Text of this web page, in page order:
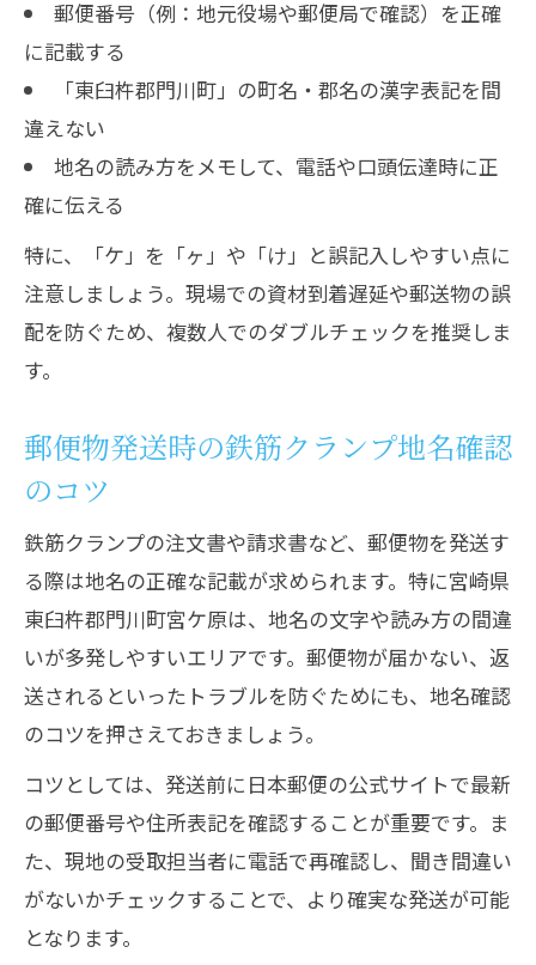
鉄筋クランプ業務で求められる難読地名
郵便番号（例：地元役場や郵便局で確認）を正確
に記載する
「東臼杵郡門川町」の町名・郡名の漢字表記を間
違えない
地名の読み方をメモして、電話や口頭伝達時に正
確に伝える
特に、「ケ」を「ヶ」や「け」と誤記入しやすい点に
注意しましょう。現場での資材到着遅延や郵送物の誤
配を防ぐため、複数人でのダブルチェックを推奨しま
す。
郵便物発送時の鉄筋クランプ地名確認
のコツ
鉄筋クランプの注文書や請求書など、郵便物を発送す
る際は地名の正確な記載が求められます。特に宮崎県
東臼杵郡門川町宮ケ原は、地名の文字や読み方の間違
いが多発しやすいエリアです。郵便物が届かない、返
送されるといったトラブルを防ぐためにも、地名確認
のコツを押さえておきましょう。
コツとしては、発送前に日本郵便の公式サイトで最新
の郵便番号や住所表記を確認することが重要です。ま
た、現地の受取担当者に電話で再確認し、聞き間違い
がないかチェックすることで、より確実な発送が可能
となります。